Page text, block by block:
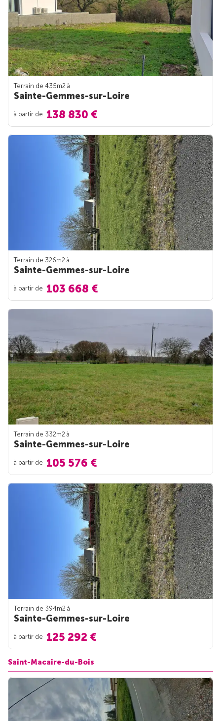
Terrain de 435m2 à
Sainte-Gemmes-sur-Loire
à partir de 138 830 €
Terrain de 326m2 à
Sainte-Gemmes-sur-Loire
à partir de 103 668 €
Terrain de 332m2 à
Sainte-Gemmes-sur-Loire
à partir de 105 576 €
Terrain de 394m2 à
Sainte-Gemmes-sur-Loire
à partir de 125 292 €
Saint-Macaire-du-Bois